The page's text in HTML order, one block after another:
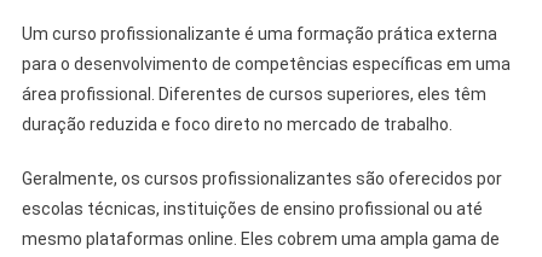
Um curso profissionalizante é uma formação prática externa
para o desenvolvimento de competências específicas em uma
área profissional. Diferentes de cursos superiores, eles têm
duração reduzida e foco direto no mercado de trabalho.
Geralmente, os cursos profissionalizantes são oferecidos por
escolas técnicas, instituições de ensino profissional ou até
mesmo plataformas online. Eles cobrem uma ampla gama de